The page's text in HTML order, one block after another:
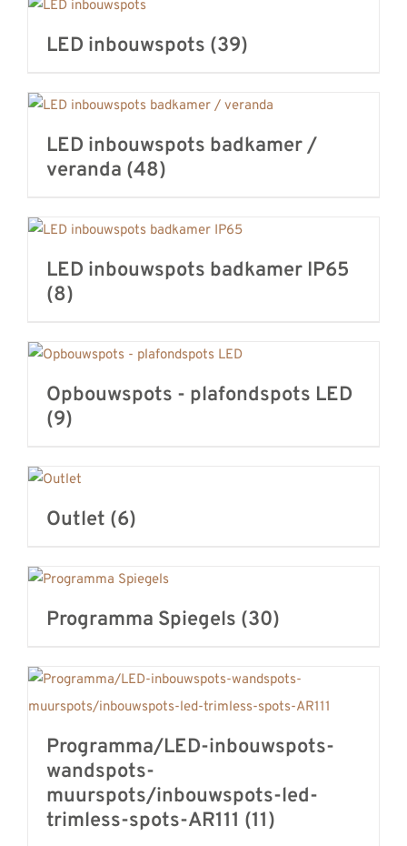
LED inbouwspots (39)
LED inbouwspots badkamer /
veranda (48)
LED inbouwspots badkamer IP65
(8)
Opbouwspots - plafondspots LED
(9)
Outlet (6)
Programma Spiegels (30)
Programma/LED-inbouwspots-
wandspots-
muurspots/inbouwspots-led-
trimless-spots-AR111 (11)